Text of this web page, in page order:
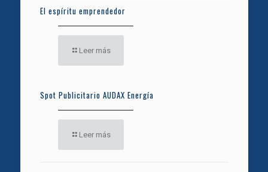
El espíritu emprendedor
Leer más
Spot Publicitario AUDAX Energía
Leer más